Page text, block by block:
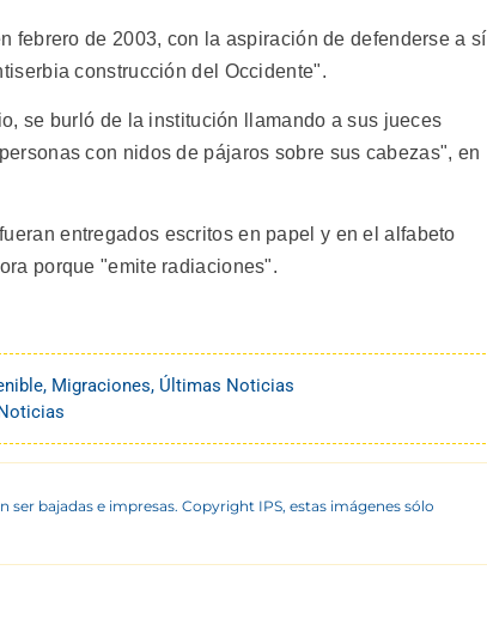
febrero de 2003, con la aspiración de defenderse a sí
construcción del Occidente".
se burló de la institución llamando a sus jueces
con nidos de pájaros sobre sus cabezas", en
entregados escritos en papel y en el alfabeto
porque "emite radiaciones".
, Migraciones, Últimas Noticias
bajadas e impresas. Copyright IPS, estas imágenes sólo